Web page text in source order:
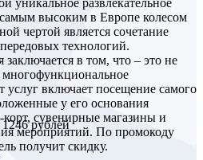
уникальное развлекательное
высоким в Европе колесом
чертой является сочетание
технологий.
в том, что – это не
многофункциональное
услуг включает посещение самого
у его основания
сувенирные магазины и
мероприятий. По промокоду
получит скидку.
рублей